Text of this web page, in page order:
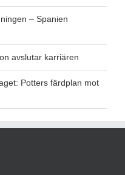
– Spanien
avslutar karriären
Potters färdplan mot